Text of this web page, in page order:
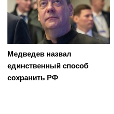
Медведев назвал
единственный способ
сохранить РФ